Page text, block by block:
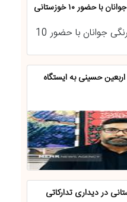
حضور ۱۰ خوزستانی
حسینی به ایستگاه
در دیداری تدارکاتی